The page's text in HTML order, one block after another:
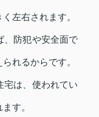
左右されます。
、防犯や安全面で
れるからです。
宅は、使われてい
す。